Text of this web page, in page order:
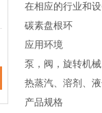
在相应的行业和设
碳素盘根环
应用环境
泵，阀，旋转机
热蒸汽、溶剂、
产品规格